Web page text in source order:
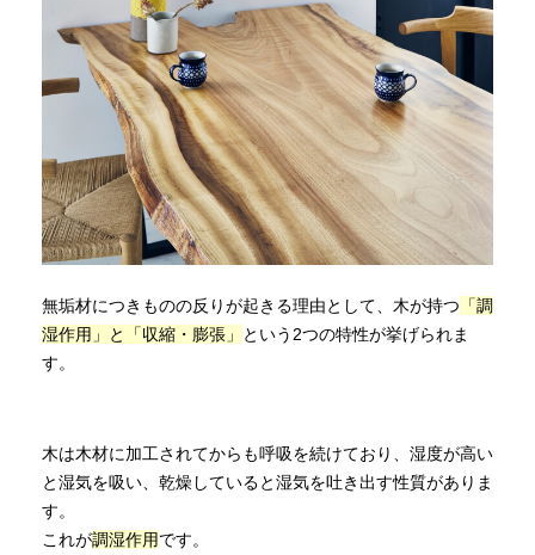
無垢材につきものの反りが起きる理由として、木が持つ 「調
湿作用」と「収縮・膨張」
という2つの特性が挙げられま
す。
木は木材に加工されてからも呼吸を続けており、湿度が高い
と湿気を吸い、乾燥していると湿気を吐き出す性質がありま
す。
これが調湿作用です。